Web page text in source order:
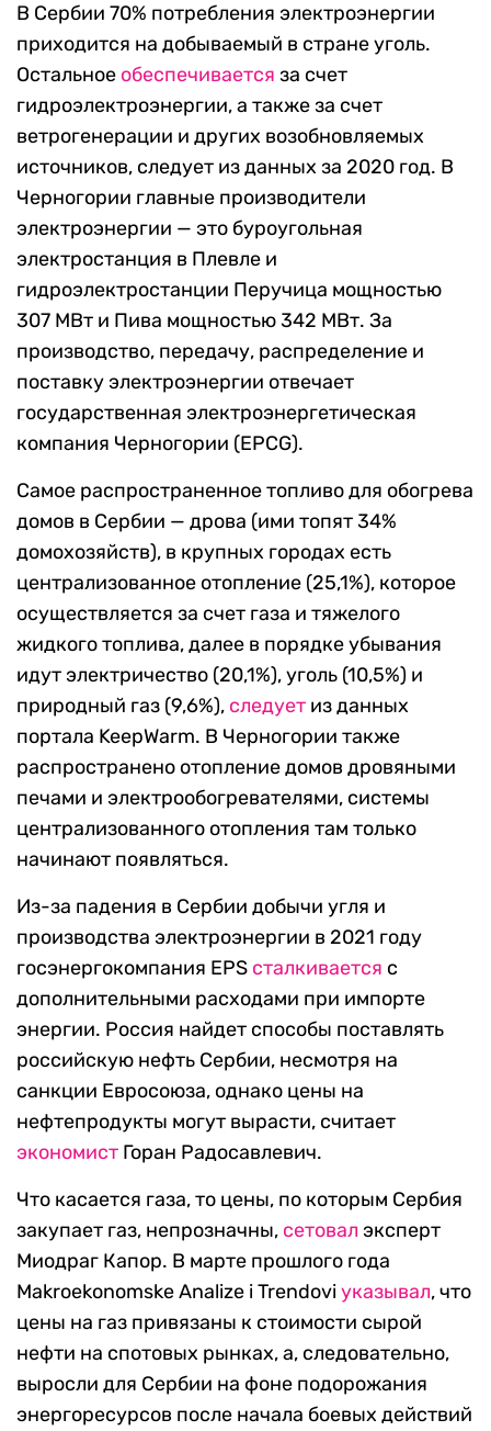
В Сербии 70% потребления электроэнергии
приходится на добываемый в стране уголь.
Остальное обеспечивается за счет
гидроэлектроэнергии, а также за счет
ветрогенерации и других возобновляемых
источников, следует из данных за 2020 год. В
Черногории главные производители
электроэнергии — это буроугольная
электростанция в Плевле и
гидроэлектростанции Перучица мощностью
307 МВт и Пива мощностью 342 МВт. За
производство, передачу, распределение и
поставку электроэнергии отвечает
государственная электроэнергетическая
компания Черногории (EPCG).
Самое распространенное топливо для обогрева
домов в Сербии — дрова (ими топят 34%
домохозяйств), в крупных городах есть
централизованное отопление (25,1%), которое
осуществляется за счет газа и тяжелого
жидкого топлива, далее в порядке убывания
идут электричество (20,1%), уголь (10,5%) и
природный газ (9,6%), следует из данных
портала KeepWarm. В Черногории также
распространено отопление домов дровяными
печами и электрообогревателями, системы
централизованного отопления там только
начинают появляться.
Из-за падения в Сербии добычи угля и
производства электроэнергии в 2021 году
госэнергокомпания EPS сталкивается с
дополнительными расходами при импорте
энергии. Россия найдет способы поставлять
российскую нефть Сербии, несмотря на
санкции Евросоюза, однако цены на
нефтепродукты могут вырасти, считает
экономист Горан Радосавлевич.
Что касается газа, то цены, по которым Сербия
закупает газ, непрозначны, сетовал эксперт
Миодраг Капор. В марте прошлого года
Makroekonomske Analize i Trendoviуказывал, что
цены на газ привязаны к стоимости сырой
нефти на спотовых рынках, а, следовательно,
выросли для Сербии на фоне подорожания
энергоресурсов после начала боевых действий